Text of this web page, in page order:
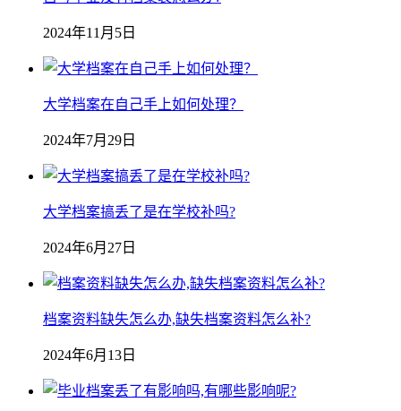
2024年11月5日
大学档案在自己手上如何处理？
2024年7月29日
大学档案搞丢了是在学校补吗?
2024年6月27日
档案资料缺失怎么办,缺失档案资料怎么补?
2024年6月13日